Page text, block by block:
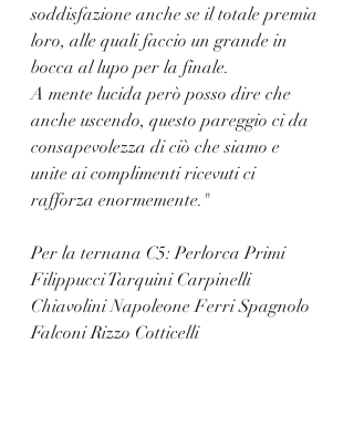
soddisfazione anche se il totale premia
loro, alle quali faccio un grande in
bocca al lupo per la finale.
A mente lucida però posso dire che
anche uscendo, questo pareggio ci da
consapevolezza di ciò che siamo e
unite ai complimenti ricevuti ci
rafforza enormemente."
Per la ternana C5: Perlorca Primi
Filippucci Tarquini Carpinelli
Chiavolini Napoleone Ferri Spagnolo
Falconi Rizzo Cotticelli